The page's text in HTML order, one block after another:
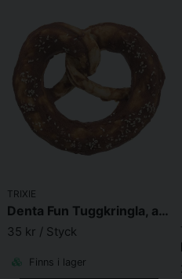
TRIXIE
Denta Fun Tuggkringla, anka
35 kr / Styck
Finns i lager